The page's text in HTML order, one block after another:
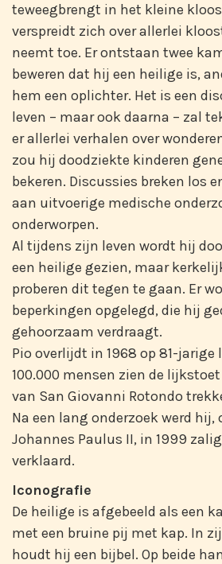
teweegbrengt in het kleine
verspreidt zich over allerlei
neemt toe. Er ontstaan twee
beweren dat hij een heilige is,
hem een oplichter. Het is een
leven – maar ook daarna – zal
er allerlei verhalen over
zou hij doodziekte kinderen
bekeren. Discussies breken los
aan uitvoerige medische
onderworpen.
Al tijdens zijn leven wordt hij
een heilige gezien, maar
proberen dit tegen te gaan. Er
beperkingen opgelegd, die hij
gehoorzaam verdraagt.
Pio overlijdt in 1968 op 81-jarige
100.000 mensen zien de
van San Giovanni Rotondo
Na een lang onderzoek werd hij,
Johannes Paulus II, in 1999
verklaard.
Iconografie
De heilige is afgebeeld als een
met een bruine pij met kap. In
houdt hij een bijbel. Op beide